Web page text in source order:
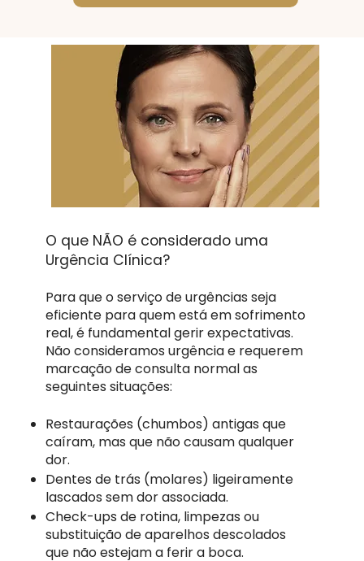
O que NÃO é considerado uma
Urgência Clínica?
Para que o serviço de urgências seja
eficiente para quem está em sofrimento
real, é fundamental gerir expectativas.
Não consideramos urgência e requerem
marcação de consulta normal as
seguintes situações:
Restaurações (chumbos) antigas que
caíram, mas que não causam qualquer
dor.
Dentes de trás (molares) ligeiramente
lascados sem dor associada.
Check-ups de rotina, limpezas ou
substituição de aparelhos descolados
que não estejam a ferir a boca.